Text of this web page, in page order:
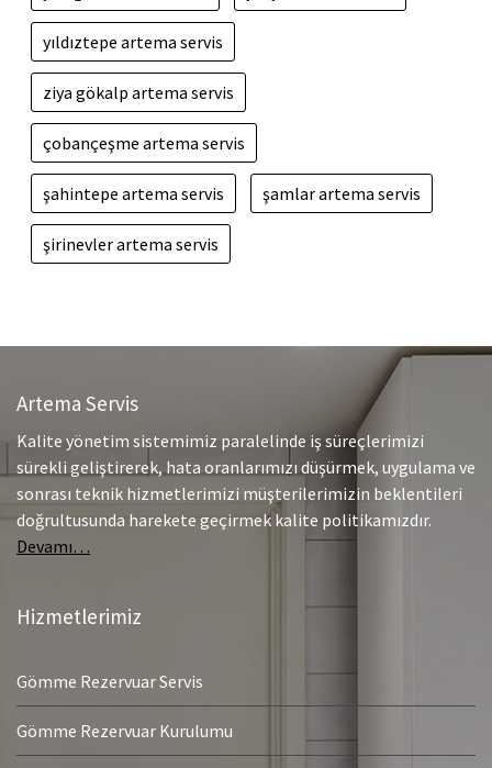
yıldıztepe artema servis
ziya gökalp artema servis
çobançeşme artema servis
şahintepe artema servis şamlar artema servis
şirinevler artema servis
Artema Servis
Kalite yönetim sistemimiz paralelinde iş süreçlerimizi
sürekli geliştirerek, hata oranlarımızı düşürmek, uygulama ve
sonrası teknik hizmetlerimizi müşterilerimizin beklentileri
doğrultusunda harekete geçirmek kalite politikamızdır.
Devamı…
Hizmetlerimiz
Gömme Rezervuar Servis
Gömme Rezervuar Kurulumu